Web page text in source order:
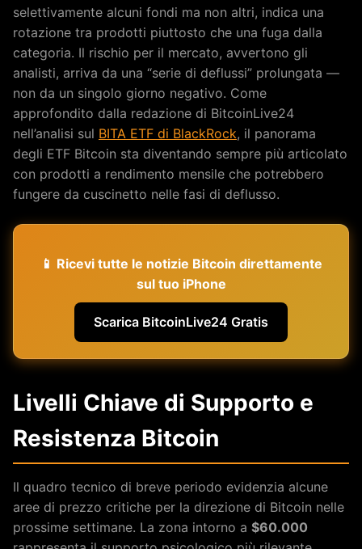
selettivamente alcuni fondi ma non altri, indica una
rotazione tra prodotti piuttosto che una fuga dalla
categoria. Il rischio per il mercato, avvertono gli
analisti, arriva da una “serie di deflussi” prolungata —
non da un singolo giorno negativo. Come
approfondito dalla redazione di BitcoinLive24
nell’analisi sul BITA ETF di BlackRock, il panorama
degli ETF Bitcoin sta diventando sempre più articolato
con prodotti a rendimento mensile che potrebbero
fungere da cuscinetto nelle fasi di deflusso.
📱 Ricevi tutte le notizie Bitcoin direttamente
sul tuo iPhone
Scarica BitcoinLive24 Gratis
Livelli Chiave di Supporto e
Resistenza Bitcoin
Il quadro tecnico di breve periodo evidenzia alcune
aree di prezzo critiche per la direzione di Bitcoin nelle
prossime settimane. La zona intorno a $60.000